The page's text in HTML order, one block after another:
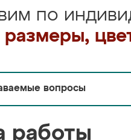
по
вопросы
работы